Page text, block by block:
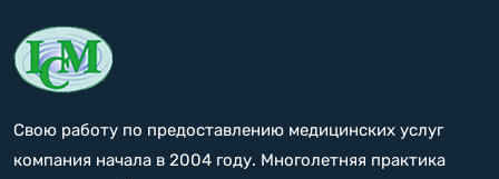
Свою работу по предоставлению медицинских услуг
компания начала в 2004 году. Многолетняя практика